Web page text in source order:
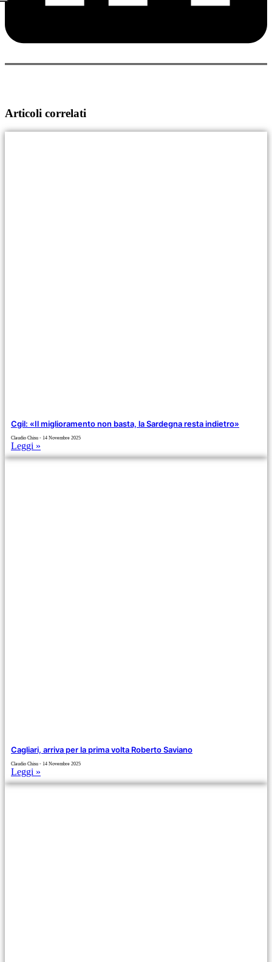
Articoli correlati
Cgil: «Il miglioramento non basta, la Sardegna resta indietro»
Claudio Chisu 14 Novembre 2025
Leggi »
Cagliari, arriva per la prima volta Roberto Saviano
Claudio Chisu 14 Novembre 2025
Leggi »